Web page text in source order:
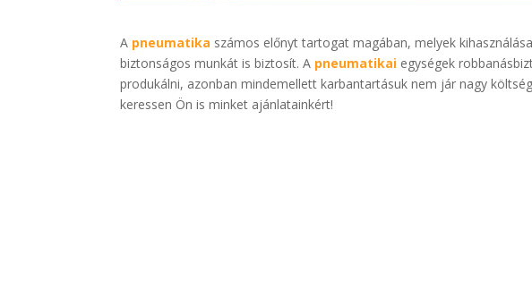
A pneumatika számos előnyt tartogat magában, melyek
biztonságos munkát is biztosít. A pneumatikai egységek
produkálni, azonban mindemellett karbantartásuk nem jár nagy
keressen Ön is minket ajánlatainkért!